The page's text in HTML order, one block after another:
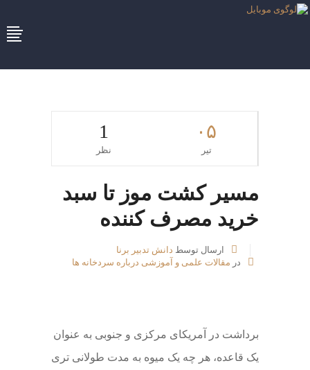
۰۵
تیر
1
نظر
مسیر کشت موز تا سبد
خرید مصرف کننده
ارسال توسط دانش تدبیر برنا
در مقالات علمی و آموزشی درباره سردخانه ها
برداشت در آمریکای مرکزی و جنوبی به عنوان
یک قاعده، هر چه یک میوه به مدت طولانی تری